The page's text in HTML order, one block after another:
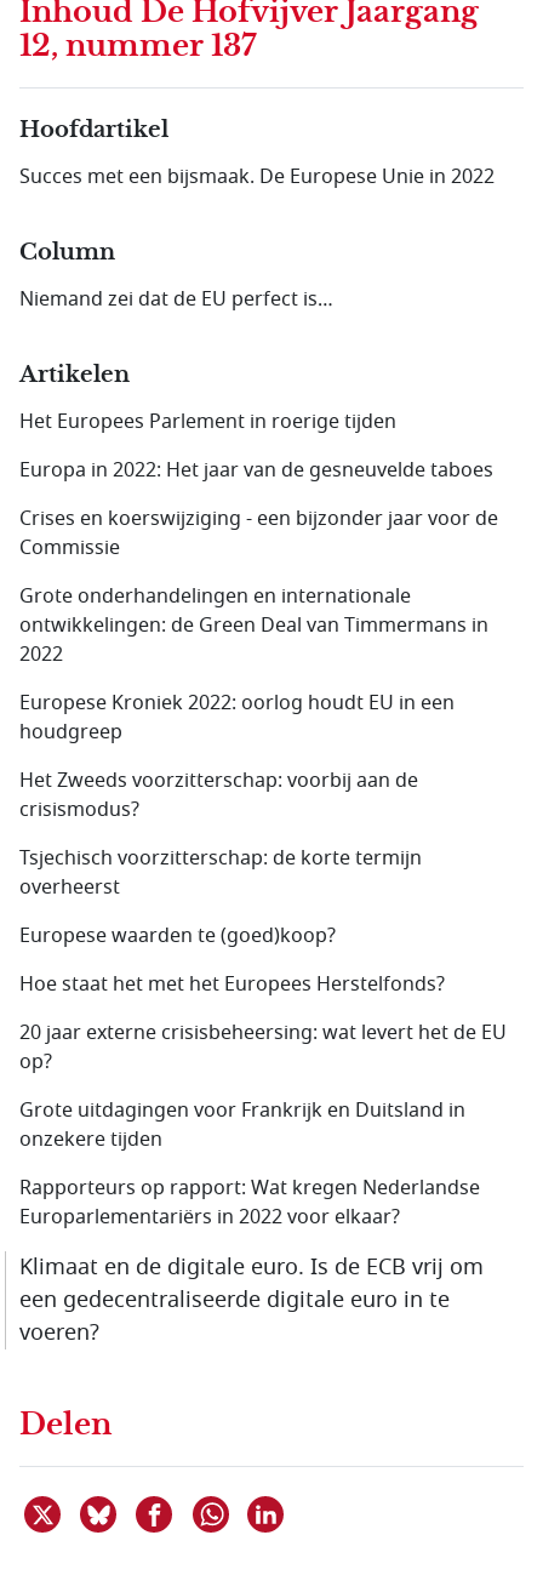
Inhoud De Hofvijver Jaargang
12, nummer 137
Hoofdartikel
Succes met een bijsmaak. De Europese Unie in 2022
Column
Niemand zei dat de EU perfect is…
Artikelen
Het Europees Parlement in roerige tijden
Europa in 2022: Het jaar van de gesneuvelde taboes
Crises en koerswijziging - een bijzonder jaar voor de
Commissie
Grote onderhandelingen en internationale
ontwikkelingen: de Green Deal van Timmermans in
2022
Europese Kroniek 2022: oorlog houdt EU in een
houdgreep
Het Zweeds voorzitterschap: voorbij aan de
crisismodus?
Tsjechisch voorzitterschap: de korte termijn
overheerst
Europese waarden te (goed)koop?
Hoe staat het met het Europees Herstelfonds?
20 jaar externe crisisbeheersing: wat levert het de EU
op?
Grote uitdagingen voor Frankrijk en Duitsland in
onzekere tijden
Rapporteurs op rapport: Wat kregen Nederlandse
Europarlementariërs in 2022 voor elkaar?
Klimaat en de digitale euro. Is de ECB vrij om
een gedecentraliseerde digitale euro in te
voeren?
Delen
Deel dit item op X
Deel dit item op Bluesky
Deel dit item op Facebook
Delen via WhatsApp